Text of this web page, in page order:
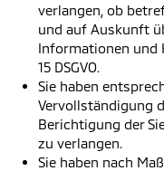
verlangen, ob
und auf Auskunft
Informationen und
15 DSGVO.
Sie haben
Vervollständigung
Berichtigung der
zu verlangen.
Sie haben nach